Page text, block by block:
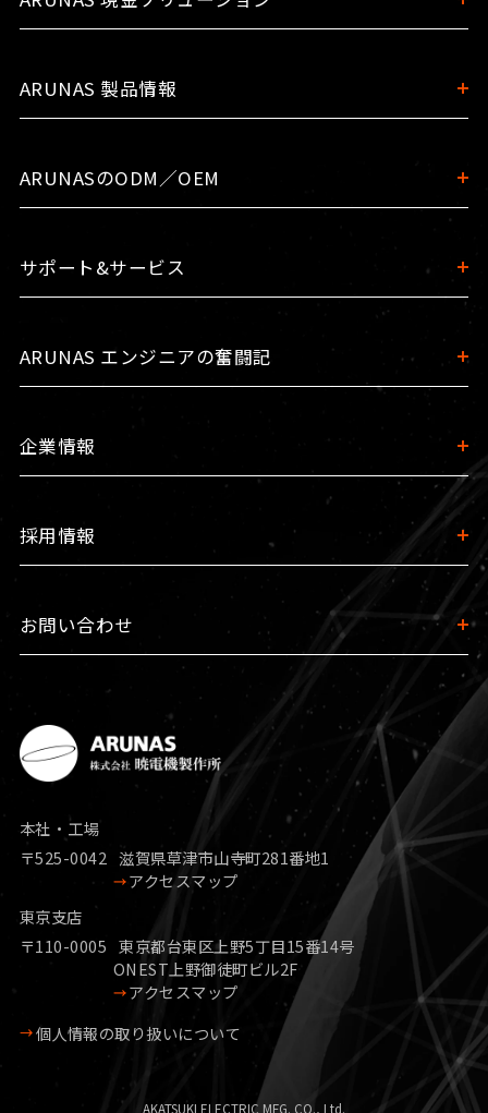
ARUNAS 製品情報
ARUNASのODM／OEM
サポート&サービス
ARUNAS エンジニアの奮闘記
企業情報
採用情報
お問い合わせ
本社・工場
〒525-0042 滋賀県草津市山寺町281番地1
アクセスマップ
東京支店
〒110-0005 東京都台東区上野5丁目15番14号
ONEST上野御徒町ビル2F
アクセスマップ
個人情報の取り扱いについて
AKATSUKI ELECTRIC MFG. CO., Ltd.